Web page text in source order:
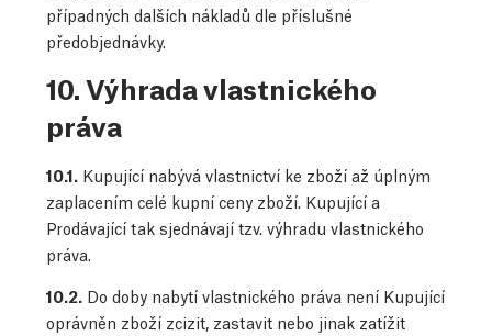
případných dalších nákladů dle příslušné
předobjednávky.
10. Výhrada vlastnického
práva
10.1. Kupující nabývá vlastnictví ke zboží až úplným
zaplacením celé kupní ceny zboží. Kupující a
Prodávající tak sjednávají tzv. výhradu vlastnického
práva.
10.2. Do doby nabytí vlastnického práva není Kupující
oprávněn zboží zcizit, zastavit nebo jinak zatížit